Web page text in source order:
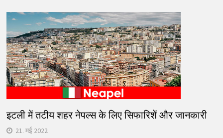
इटली में तटीय शहर नेपल्स के लिए सिफारिशें और जानकारी
21. मई 2022